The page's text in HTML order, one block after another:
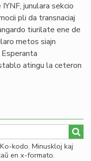
junulara sekcio
pli da transnaciaj
tiurilate ene de
metos siajn
atingu la ceteron
kodo. Minuskloj kaj
en x-formato.